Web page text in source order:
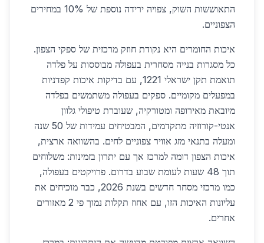
התאוששות השוק, צפויה ירידה נוספת של 10% במחירים
הצפוניים.
איכות החומרים היא נקודת חוזק מרכזית של ספקי הצפון.
כל מסגרות בנייה מסחרית בעפולה מבוססות על פלדה
תואמת תקן ישראלי 1221, עם בדיקות איכות קפדניות
במפעלים מקומיים. ספקים בעפולה משתמשים בפלדה
מיובאת מאירופה ומטורקיה, שעוברת טיפולי גלוון
אנטי-קורוזיה מתקדמים, המבטיחים עמידות של 50 שנה
ומעלה בתנאי מזג אוויר צפוניים לחים. בהשוואה ארצית,
איכות הצפון דומה למרכז אך עם יתרון בזמינות: משלוחים
תוך 48 שעות לעומת שבוע בדרום. פרויקטים בעפולה,
כמו מרכזי מסחר חדשים בשנת 2026, כבר מוכיחים את
עליונות האיכות הזו, עם אחוז תקלות נמוך פי 2 מאזורים
אחרים.